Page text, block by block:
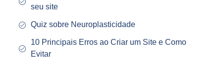
seu site
Quiz sobre Neuroplasticidade
10 Principais Erros ao Criar um Site e Como
Evitar